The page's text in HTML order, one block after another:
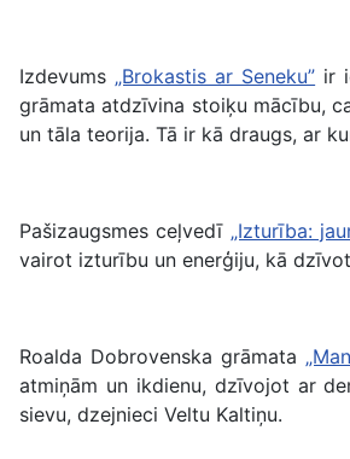
Izdevums „Brokastis ar Seneku” ir
grāmata atdzīvina stoiķu mācību,
un tāla teorija. Tā ir kā draugs, ar
Pašizaugsmes ceļvedī „Izturība:
vairot izturību un enerģiju, kā
Roalda Dobrovenska grāmata
atmiņām un ikdienu, dzīvojot ar
sievu, dzejnieci Veltu Kaltiņu.